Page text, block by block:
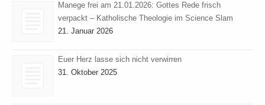
Manege frei am 21.01.2026: Gottes Rede frisch
verpackt – Katholische Theologie im Science Slam
21. Januar 2026
Euer Herz lasse sich nicht verwirren
31. Oktober 2025